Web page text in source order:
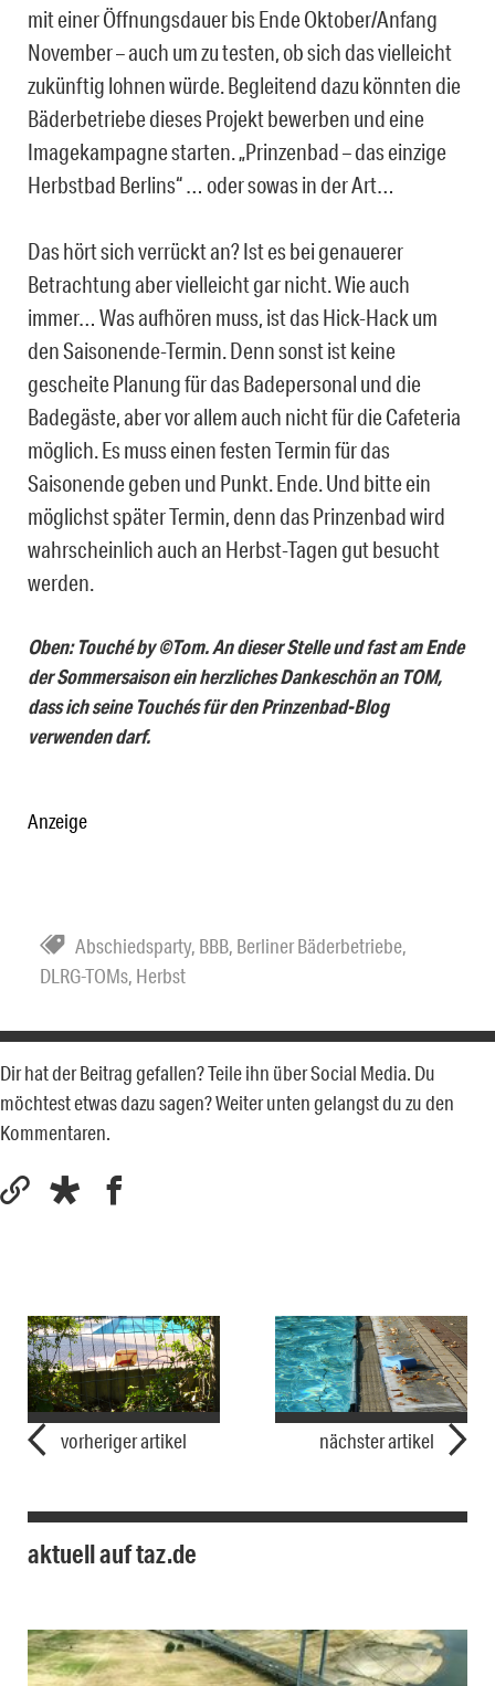
mit einer Öffnungsdauer bis Ende Oktober/Anfang
November – auch um zu testen, ob sich das vielleicht
zukünftig lohnen würde. Begleitend dazu könnten die
Bäderbetriebe dieses Projekt bewerben und eine
Imagekampagne starten. „Prinzenbad – das einzige
Herbstbad Berlins“ … oder sowas in der Art…
Das hört sich verrückt an? Ist es bei genauerer
Betrachtung aber vielleicht gar nicht. Wie auch
immer… Was aufhören muss, ist das Hick-Hack um
den Saisonende-Termin. Denn sonst ist keine
gescheite Planung für das Badepersonal und die
Badegäste, aber vor allem auch nicht für die Cafeteria
möglich. Es muss einen festen Termin für das
Saisonende geben und Punkt. Ende. Und bitte ein
möglichst später Termin, denn das Prinzenbad wird
wahrscheinlich auch an Herbst-Tagen gut besucht
werden.
Oben: Touché by ©Tom. An dieser Stelle und fast am Ende
der Sommersaison ein herzliches Dankeschön an TOM,
dass ich seine Touchés für den Prinzenbad-Blog
verwenden darf.
Anzeige
Abschiedsparty, BBB, Berliner Bäderbetriebe,
DLRG-TOMs, Herbst
Dir hat der Beitrag gefallen? Teile ihn über Social Media. Du
möchtest etwas dazu sagen? Weiter unten gelangst du zu den
Kommentaren.
vorheriger artikel nächster artikel
aktuell auf taz.de